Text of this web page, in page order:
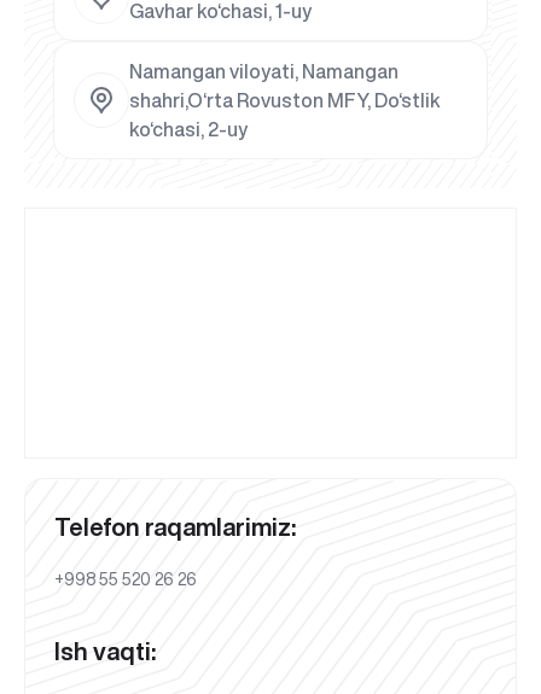
Gavhar ko‘chasi, 1-uy
Namangan viloyati, Namangan
shahri,O‘rta Rovuston MFY, Do‘stlik
ko‘chasi, 2-uy
Telefon raqamlarimiz:
+998 55 520 26 26
Ish vaqti: